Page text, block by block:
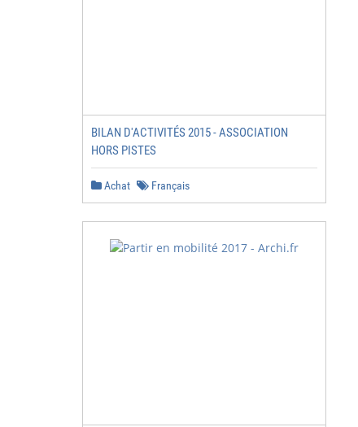
BILAN D'ACTIVITÉS 2015 - ASSOCIATION
HORS PISTES
Achat Français